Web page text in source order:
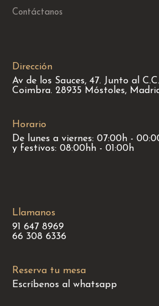
Contáctanos
Dirección
Av de los Sauces, 47. Junto al
Coimbra. 28935 Móstoles,
Horario
De lunes a viernes: 07:00h -
y festivos: 08:00hh - 01:00h
Llamanos
91 647 8969
66 308 6336
Reserva tu mesa
Escríbenos al whatsapp